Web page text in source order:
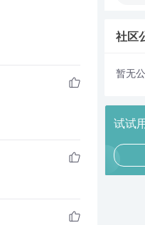
社区
暂无
试试